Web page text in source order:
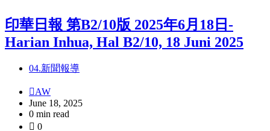
印華日報 第B2/10版 2025年6月18日-
Harian Inhua, Hal B2/10, 18 Juni 2025
04.新聞報導
AW
June 18, 2025
0 min read
0